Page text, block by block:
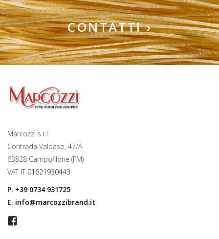
CONTATTI ›
Marcozzi s.r.l.
Contrada Valdaso, 47/A
63828 Campofilone (FM)
VAT IT 01621930443
P. +39 0734 931725
E. info@marcozzibrand.it